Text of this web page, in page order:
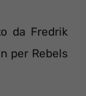
da Fredrik
per Rebels